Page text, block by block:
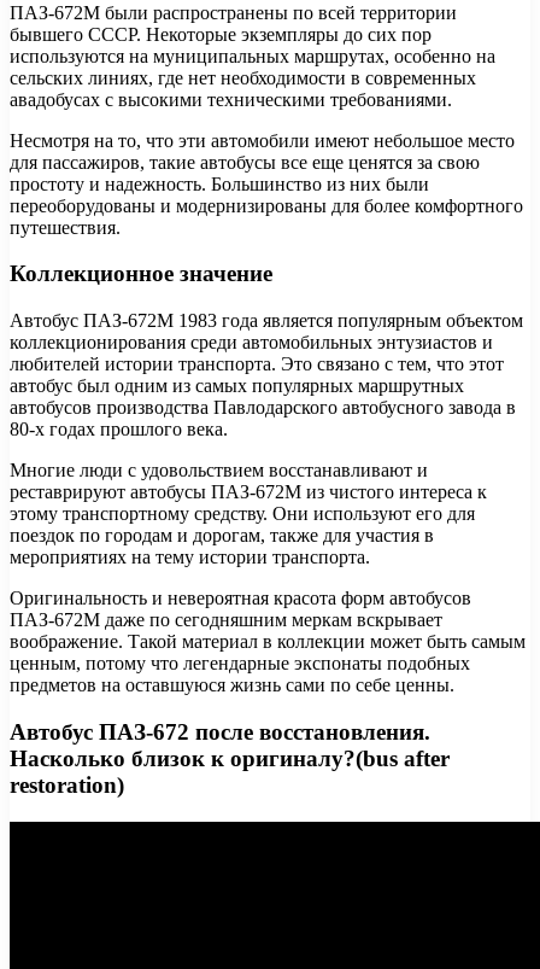
ПАЗ-672М были распространены по всей территории
бывшего СССР. Некоторые экземпляры до сих пор
используются на муниципальных маршрутах, особенно на
сельских линиях, где нет необходимости в современных
авадобусах с высокими техническими требованиями.
Несмотря на то, что эти автомобили имеют небольшое место
для пассажиров, такие автобусы все еще ценятся за свою
простоту и надежность. Большинство из них были
переоборудованы и модернизированы для более комфортного
путешествия.
Коллекционное значение
Автобус ПАЗ-672М 1983 года является популярным объектом
коллекционирования среди автомобильных энтузиастов и
любителей истории транспорта. Это связано с тем, что этот
автобус был одним из самых популярных маршрутных
автобусов производства Павлодарского автобусного завода в
80-х годах прошлого века.
Многие люди с удовольствием восстанавливают и
реставрируют автобусы ПАЗ-672М из чистого интереса к
этому транспортному средству. Они используют его для
поездок по городам и дорогам, также для участия в
мероприятиях на тему истории транспорта.
Оригинальность и невероятная красота форм автобусов
ПАЗ-672М даже по сегодняшним меркам вскрывает
воображение. Такой материал в коллекции может быть самым
ценным, потому что легендарные экспонаты подобных
предметов на оставшуюся жизнь сами по себе ценны.
Автобус ПАЗ-672 после восстановления.
Насколько близок к оригиналу?(bus after
restoration)